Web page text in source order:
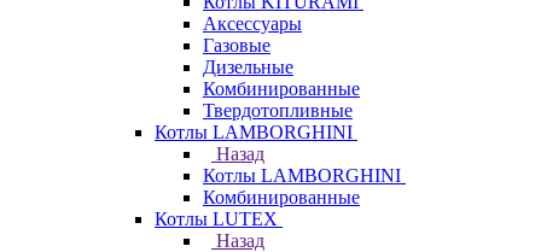
Аксессуары
Газовые
Дизельные
Комбинированные
Твердотопливные
Котлы LAMBORGHINI
Назад
Котлы LAMBORGHINI
Комбинированные
Котлы LUTEX
Назад